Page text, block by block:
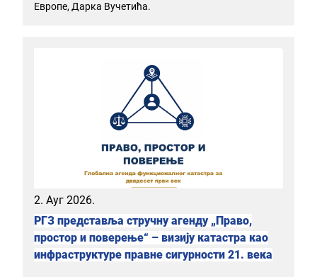
Европе, Дарка Вучетића.
2. Ауг 2026.
РГЗ представља стручну агенду „Право,
простор и поверење“ – визију катастра као
инфраструктуре правне сигурности 21. века